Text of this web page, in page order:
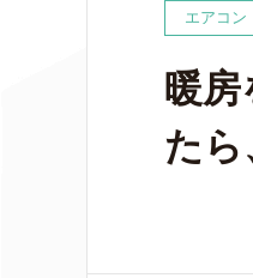
エアコン
暖
た